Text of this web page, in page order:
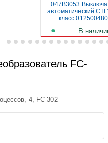
047B3053
автоматический CTI
класс
В
1 129 руб.
FC-
4, FC 302